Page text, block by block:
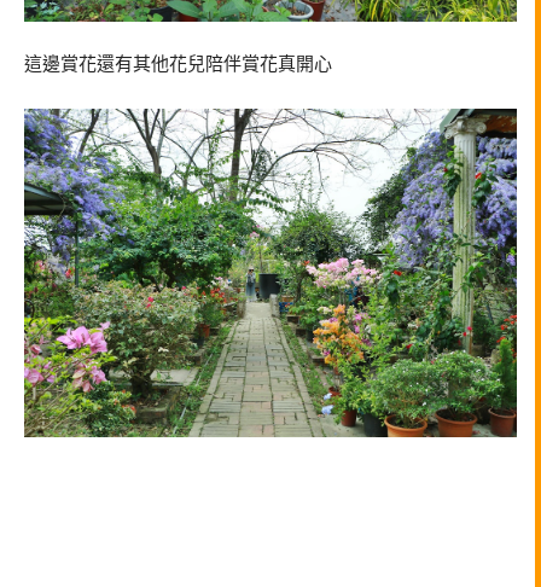
這邊賞花還有其他花兒陪伴賞花真開心